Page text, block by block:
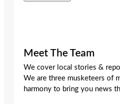
Meet The Team
We cover local stories &
We are three musketeers of
harmony to bring you news